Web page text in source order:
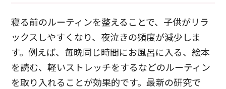
寝る前のルーティンを整えることで、子供がリラ
ックスしやすくなり、夜泣きの頻度が減少しま
す。例えば、毎晩同じ時間にお風呂に入る、絵本
を読む、軽いストレッチをするなどのルーティン
を取り入れることが効果的です。最新の研究で